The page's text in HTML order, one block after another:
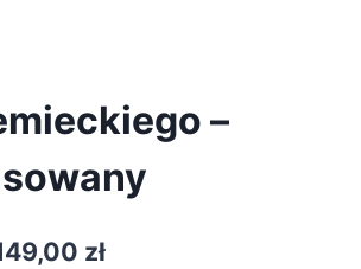
–
złAktualna